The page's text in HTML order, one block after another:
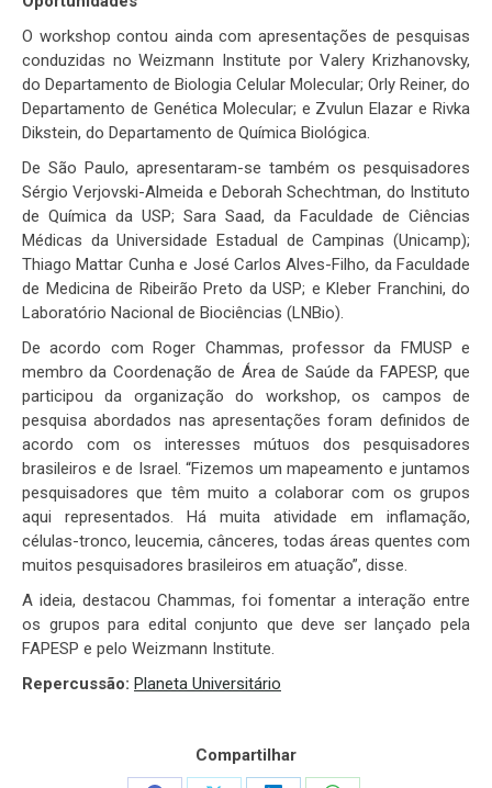
O workshop contou ainda com apresentações de pesquisas
conduzidas no Weizmann Institute por Valery Krizhanovsky,
do Departamento de Biologia Celular Molecular; Orly Reiner, do
Departamento de Genética Molecular; e Zvulun Elazar e Rivka
Dikstein, do Departamento de Química Biológica.
De São Paulo, apresentaram-se também os pesquisadores
Sérgio Verjovski-Almeida e Deborah Schechtman, do Instituto
de Química da USP; Sara Saad, da Faculdade de Ciências
Médicas da Universidade Estadual de Campinas (Unicamp);
Thiago Mattar Cunha e José Carlos Alves-Filho, da Faculdade
de Medicina de Ribeirão Preto da USP; e Kleber Franchini, do
Laboratório Nacional de Biociências (LNBio).
De acordo com Roger Chammas, professor da FMUSP e
membro da Coordenação de Área de Saúde da FAPESP, que
participou da organização do workshop, os campos de
pesquisa abordados nas apresentações foram definidos de
acordo com os interesses mútuos dos pesquisadores
brasileiros e de Israel. “Fizemos um mapeamento e juntamos
pesquisadores que têm muito a colaborar com os grupos
aqui representados. Há muita atividade em inflamação,
células-tronco, leucemia, cânceres, todas áreas quentes com
muitos pesquisadores brasileiros em atuação”, disse.
A ideia, destacou Chammas, foi fomentar a interação entre
os grupos para edital conjunto que deve ser lançado pela
FAPESP e pelo Weizmann Institute.
Repercussão: Planeta Universitário
Compartilhar